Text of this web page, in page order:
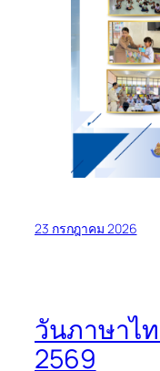
23 กรกฎาคม 2026
วันภาษาไ
2569